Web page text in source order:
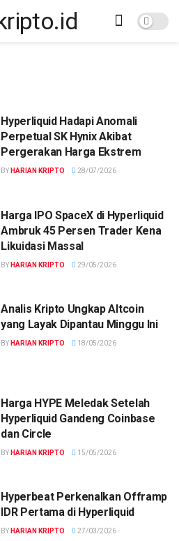
Hyperliquid Hadapi Anomali
Perpetual SK Hynix Akibat
Pergerakan Harga Ekstrem
BY HARIAN KRIPTO 28/07/2026
Harga IPO SpaceX di Hyperliquid
Ambruk 45 Persen Trader Kena
Likuidasi Massal
BY HARIAN KRIPTO 29/05/2026
Analis Kripto Ungkap Altcoin
yang Layak Dipantau Minggu Ini
BY HARIAN KRIPTO 18/05/2026
Harga HYPE Meledak Setelah
Hyperliquid Gandeng Coinbase
dan Circle
BY HARIAN KRIPTO 15/05/2026
Hyperbeat Perkenalkan Offramp
IDR Pertama di Hyperliquid
BY HARIAN KRIPTO 27/03/2026